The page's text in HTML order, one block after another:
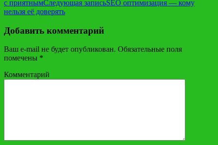
с приятнымСледующая записьSEO оптимизация — кому
нельзя её доверять
Добавить комментарий
Ваш e-mail не будет опубликован. Обязательные поля
помечены *
Комментарий